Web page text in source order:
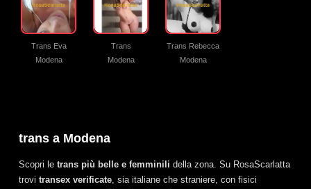
Trans Eva
Modena
Trans
Modena
Trans Rebecca
Modena
trans a Modena
Scopri le trans più belle e femminili della zona. Su RosaScarlatta
trovi transex verificate, sia italiane che straniere, con fisici